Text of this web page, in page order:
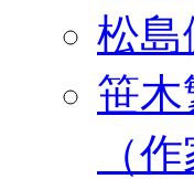
松島
笹
（